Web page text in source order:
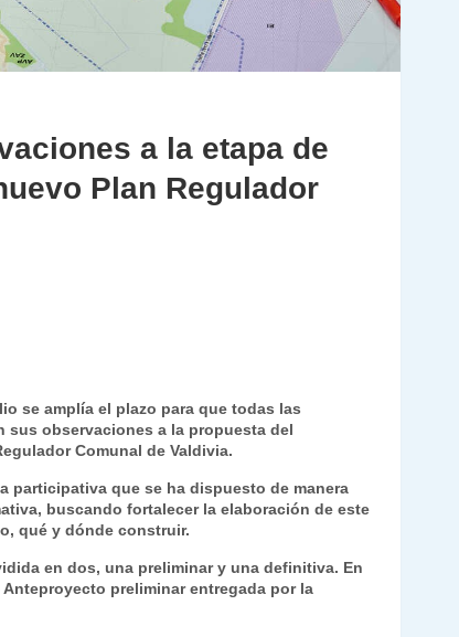
a la etapa de
Plan Regulador
se amplía el plazo para que todas las
sus observaciones a la propuesta del
Comunal de Valdivia.
participativa que se ha dispuesto de manera
buscando fortalecer la elaboración de este
qué y dónde construir.
en dos, una preliminar y una definitiva. En
preliminar entregada por la